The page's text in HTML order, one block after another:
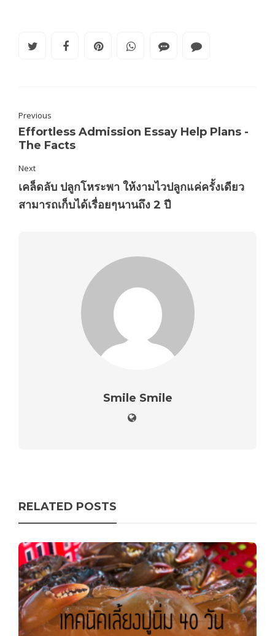
Previous
Effortless Admission Essay Help Plans -
The Facts
Next
เคล็ดลับ ปลูกโหระพา ให้งามไวปลูกแค่ครั้งเดียว
สามารถเก็บได้เรื่อยๆนานถึง 2 ปี
Smile Smile
RELATED POSTS